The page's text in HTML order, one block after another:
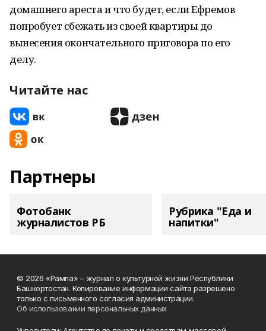
домашнего ареста и что будет, если Ефремов
попробует сбежать из своей квартиры до
вынесения окончательного приговора по его
делу.
Читайте нас
Партнеры
Фотобанк
журналистов РБ
Рубрика "Еда и
напитки"
© 2026 «Рампа» – журнал о культурной жизни Республики
Башкортостан. Копирование информации сайта разрешено
только с письменного согласия администрации.
Об использовании персональных данных